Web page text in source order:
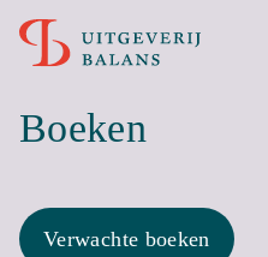
Boeken
Verwachte boeken